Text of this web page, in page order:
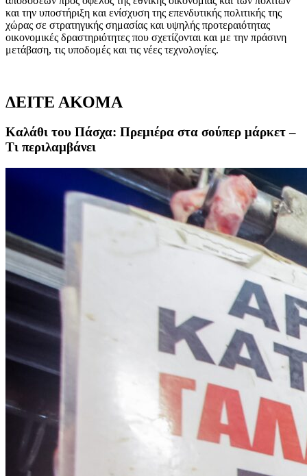
και την υποστήριξη και ενίσχυση της επενδυτικής πολιτικής της
χώρας σε στρατηγικής σημασίας και υψηλής προτεραιότητας
οικονομικές δραστηριότητες που σχετίζονται και με την πράσινη
μετάβαση, τις υποδομές και τις νέες τεχνολογίες.
ΔΕΙΤΕ ΑΚΟΜΑ
Καλάθι του Πάσχα: Πρεμιέρα στα σούπερ μάρκετ –
Τι περιλαμβάνει